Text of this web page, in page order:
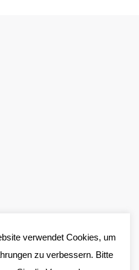
verwendet Cookies, um
zu verbessern. Bitte